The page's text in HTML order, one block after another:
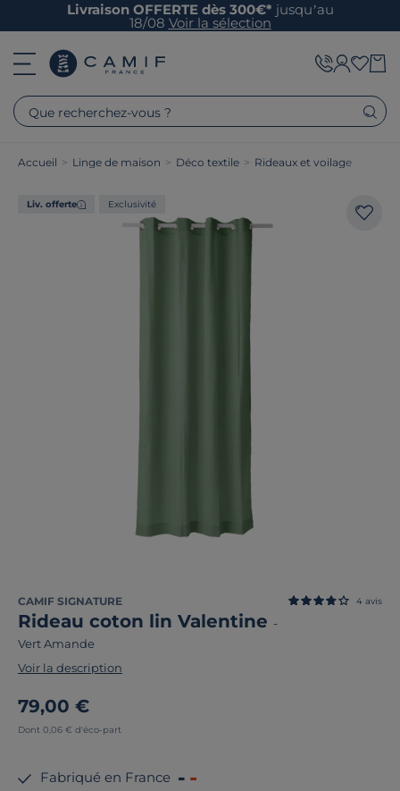
Livraison OFFERTE dès 300€* jusqu’au
18/08 Voir la sélection
Que recherchez-vous ?
Accueil > Linge de maison > Déco textile > Rideaux et voilage
Liv. offerte Exclusivité
CAMIF SIGNATURE
Rideau coton lin Valentine -
Vert Amande
4 avis
Voir la description
79,00 €
Dont 0,06 € d'éco-part
Fabriqué en France